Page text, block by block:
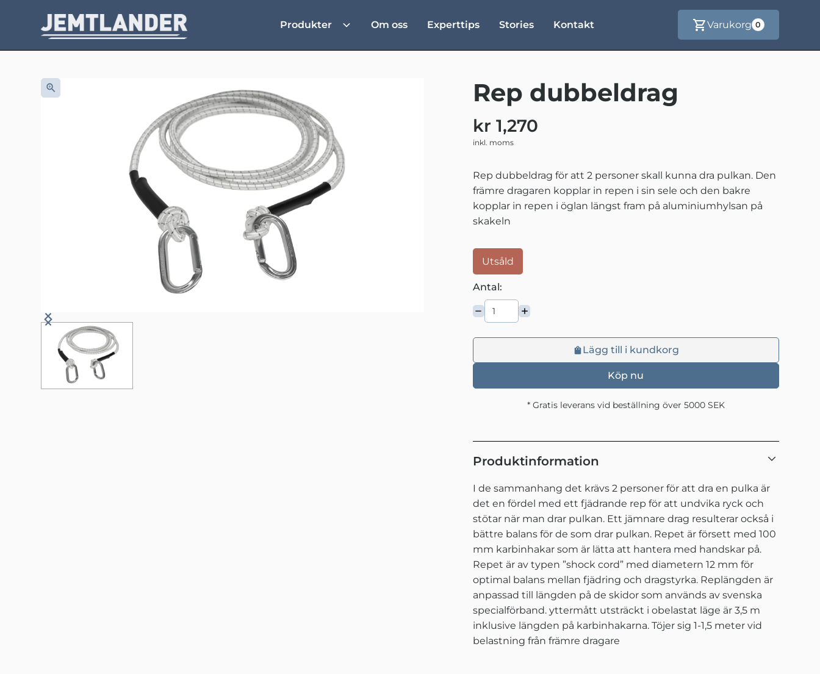
Produkter Om oss Experttips Stories Kontakt Varukorg 0
Rep dubbeldrag
kr 1,270
inkl. moms
Rep dubbeldrag för att 2 personer skall kunna dra pulkan. Den
främre dragaren kopplar in repen i sin sele och den bakre
kopplar in repen i öglan längst fram på aluminiumhylsan på
skakeln
Utsåld
Antal:
Lägg till i kundkorg
Köp nu
* Gratis leverans vid beställning över 5000 SEK
Produktinformation
I de sammanhang det krävs 2 personer för att dra en pulka är
det en fördel med ett fjädrande rep för att undvika ryck och
stötar när man drar pulkan. Ett jämnare drag resulterar också i
bättre balans för de som drar pulkan. Repet är försett med 100
mm karbinhakar som är lätta att hantera med handskar på.
Repet är av typen ”shock cord” med diametern 12 mm för
optimal balans mellan fjädring och dragstyrka. Replängden är
anpassad till längden på de skidor som används av svenska
specialförband. yttermått utsträckt i obelastat läge är 3,5 m
inklusive längden på karbinhakarna. Töjer sig 1-1,5 meter vid
belastning från främre dragare